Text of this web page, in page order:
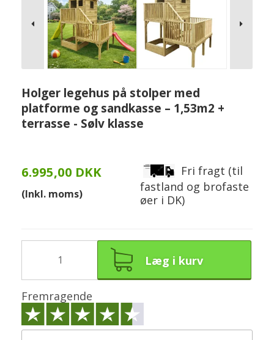
Holger legehus på stolper med
platforme og sandkasse – 1,53m2 +
terrasse - Sølv klasse
6.995,00 DKK
(Inkl. moms)
Fri fragt (til
fastland og brofaste
øer i DK)
Læg i kurv
Fremragende